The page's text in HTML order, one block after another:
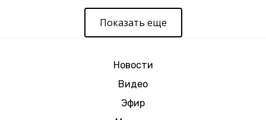
Показать еще
Новости
Видео
Эфир